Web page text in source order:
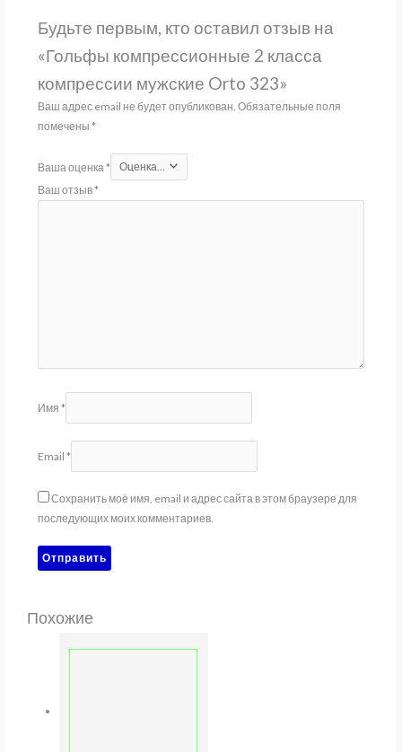
Будьте первым, кто оставил отзыв на
«Гольфы компрессионные 2 класса
компрессии мужские Orto 323»
Ваш адрес email не будет опубликован. Обязательные поля
помечены *
Ваша оценка *
Ваш отзыв*
Имя *
Email *
Сохранить моё имя, email и адрес сайта в этом браузере для
последующих моих комментариев.
Похожие